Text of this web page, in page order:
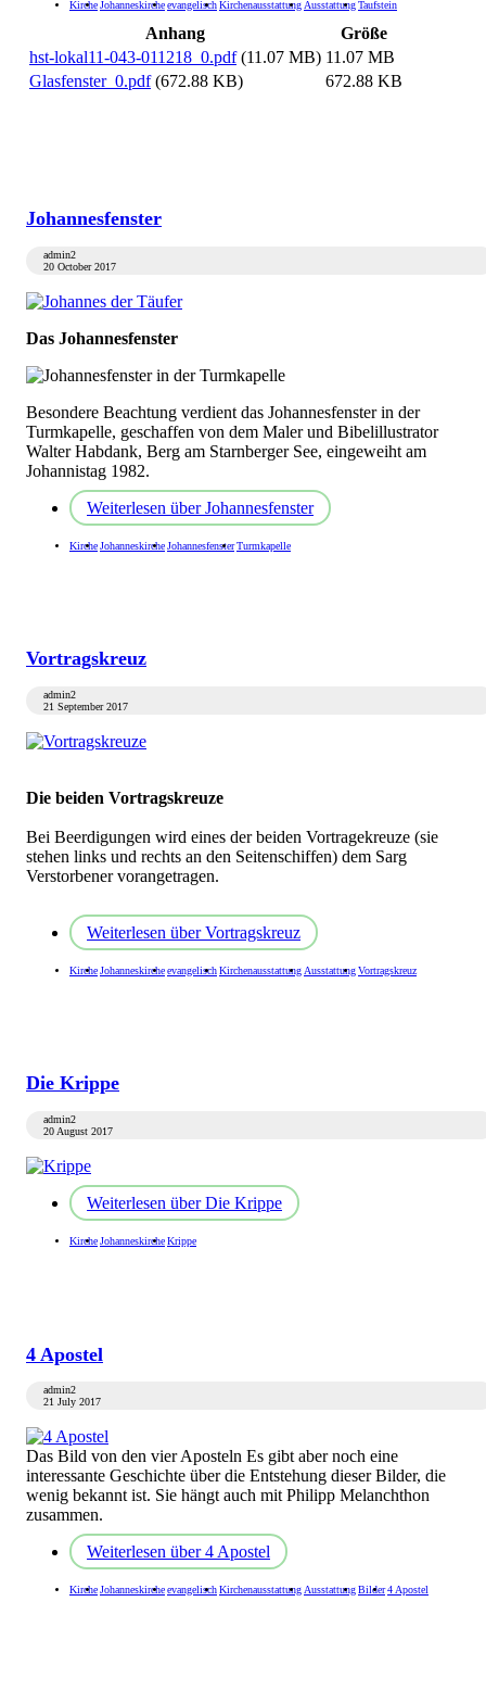
KircheJohanneskircheevangelischKirchenausstattungAusstattungTaufstein
Anhang
Größe
hst-lokal11-043-011218_0.pdf (11.07 MB) 11.07 MB
Glasfenster_0.pdf (672.88 KB) 672.88 KB
Johannesfenster
admin2
20 October 2017
Das Johannesfenster
Besondere Beachtung verdient das Johannesfenster in der
Turmkapelle, geschaffen von dem Maler und Bibelillustrator
Walter Habdank, Berg am Starnberger See, eingeweiht am
Johannistag 1982.
Weiterlesen über Johannesfenster
KircheJohanneskircheJohannesfensterTurmkapelle
Vortragskreuz
admin2
21 September 2017
Die beiden Vortragskreuze
Bei Beerdigungen wird eines der beiden Vortragekreuze (sie
stehen links und rechts an den Seitenschiffen) dem Sarg
Verstorbener vorangetragen.
Weiterlesen über Vortragskreuz
KircheJohanneskircheevangelischKirchenausstattung AusstattungVortragskreuz
Die Krippe
admin2
20 August 2017
Weiterlesen über Die Krippe
KircheJohanneskircheKrippe
4 Apostel
admin2
21 July 2017
Das Bild von den vier Aposteln Es gibt aber noch eine
interessante Geschichte über die Entstehung dieser Bilder, die
wenig bekannt ist. Sie hängt auch mit Philipp Melanchthon
zusammen.
Weiterlesen über 4 Apostel
KircheJohanneskircheevangelischKirchenausstattung AusstattungBilder4 Apostel